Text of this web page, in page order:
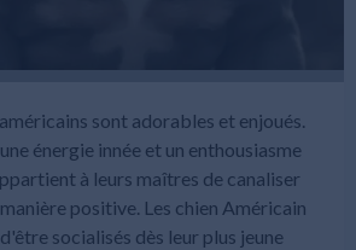
sont adorables et enjoués.
énergie innée et un enthousiasme
à leurs maîtres de canaliser
positive. Les chien Américain
socialisés dès leur plus jeune